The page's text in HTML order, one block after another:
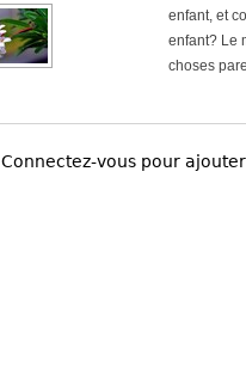
enfant, et
enfant? Le
choses
Connectez-vous pour